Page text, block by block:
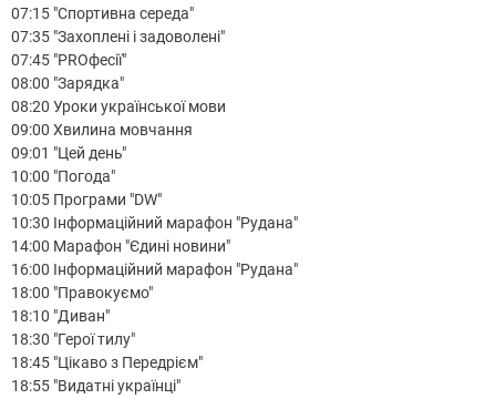
07:15 "Спортивна середа"
07:35 "Захоплені і задоволені"
07:45 "PROфесії"
08:00 "Зарядка"
08:20 Уроки української мови
09:00 Хвилина мовчання
09:01 "Цей день"
10:00 "Погода"
10:05 Програми "DW"
10:30 Інформаційний марафон "Рудана"
14:00 Марафон "Єдині новини"
16:00 Інформаційний марафон "Рудана"
18:00 "Правокуємо"
18:10 "Диван"
18:30 "Герої тилу"
18:45 "Цікаво з Передрієм"
18:55 "Видатні українці"